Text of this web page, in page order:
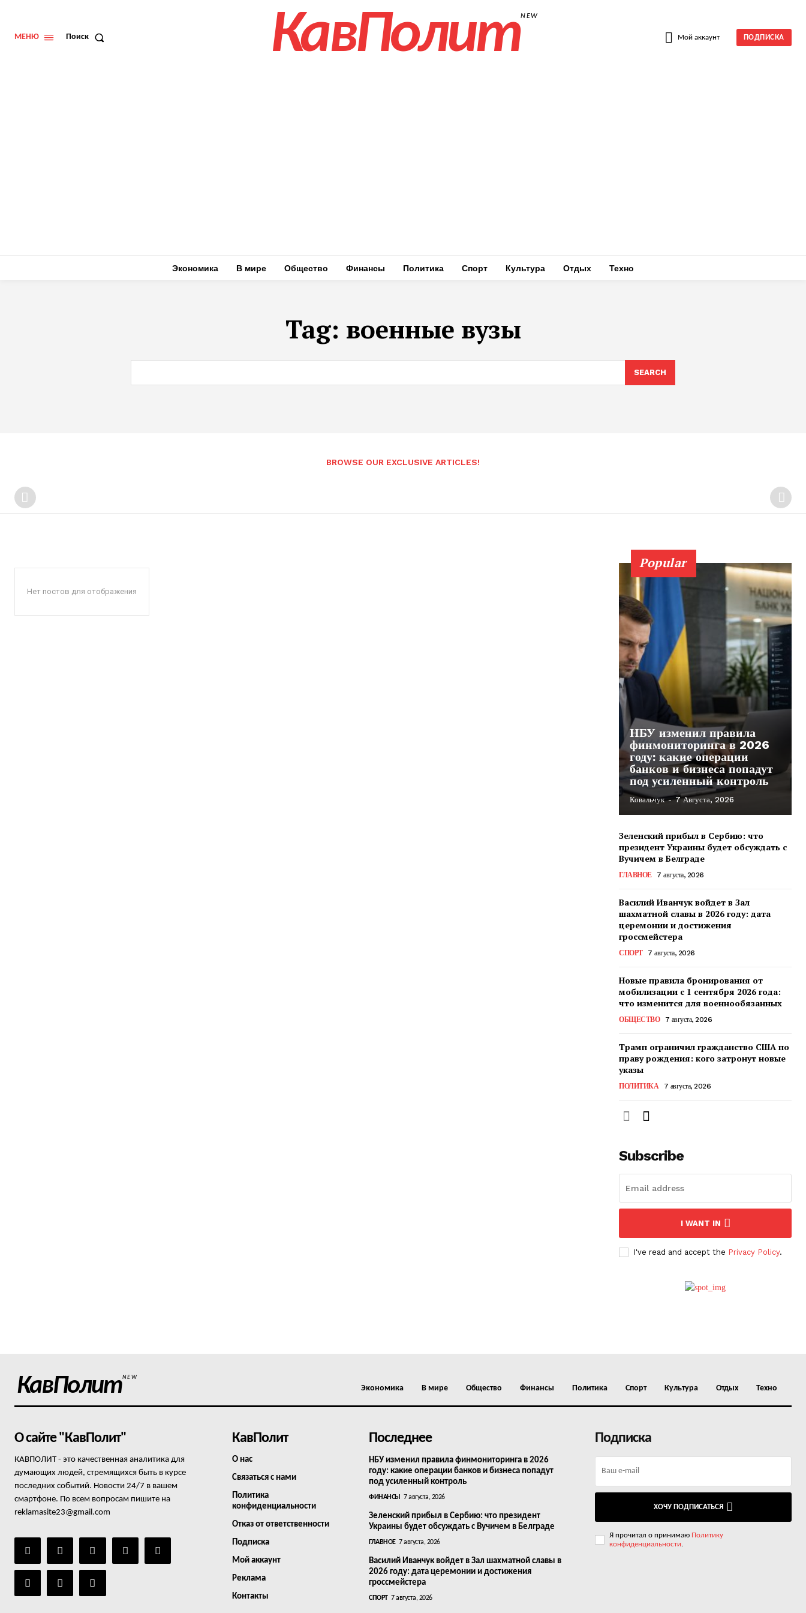
МЕНЮ Поиск КавПолитNEW
Мой аккаунт ПОДПИСКА
Экономика В мире Общество Финансы Политика Спорт Культура Отдых Техно
Tag: военные вузы
SEARCH
BROWSE OUR EXCLUSIVE ARTICLES!
Нет постов для отображения
Popular
НБУ изменил правила
финмониторинга в 2026
году: какие операции
банков и бизнеса попадут
под усиленный контроль
Ковальчук - 7 Августа, 2026
Зеленский прибыл в Сербию: что
президент Украины будет обсуждать с
Вучичем в Белграде
ГЛАВНОЕ 7 августа, 2026
Василий Иванчук войдет в Зал
шахматной славы в 2026 году: дата
церемонии и достижения
гроссмейстера
СПОРТ 7 августа, 2026
Новые правила бронирования от
мобилизации с 1 сентября 2026 года:
что изменится для военнообязанных
ОБЩЕСТВО 7 августа, 2026
Трамп ограничил гражданство США по
праву рождения: кого затронут новые
указы
ПОЛИТИКА 7 августа, 2026
Subscribe
I WANT IN
I've read and accept the Privacy Policy.
КавПолитNEW
Экономика В мире Общество Финансы Политика Спорт Культура Отдых Техно
О сайте "КавПолит"
КАВПОЛИТ - это качественная аналитика для
думающих людей, стремящихся быть в курсе
последних событий. Новости 24/7 в вашем
смартфоне. По всем вопросам пишите на
reklamasite23@gmail.com
КавПолит
О нас
Связаться с нами
Политика
конфиденциальности
Отказ от ответственности
Подписка
Мой аккаунт
Реклама
Контакты
Последнее
НБУ изменил правила финмониторинга в 2026
году: какие операции банков и бизнеса попадут
под усиленный контроль
ФИНАНСЫ 7 августа, 2026
Зеленский прибыл в Сербию: что президент
Украины будет обсуждать с Вучичем в Белграде
ГЛАВНОЕ 7 августа, 2026
Василий Иванчук войдет в Зал шахматной славы в
2026 году: дата церемонии и достижения
гроссмейстера
СПОРТ 7 августа, 2026
Подписка
ХОЧУ ПОДПИСАТЬСЯ
Я прочитал о принимаю Политику
конфиденциальности.